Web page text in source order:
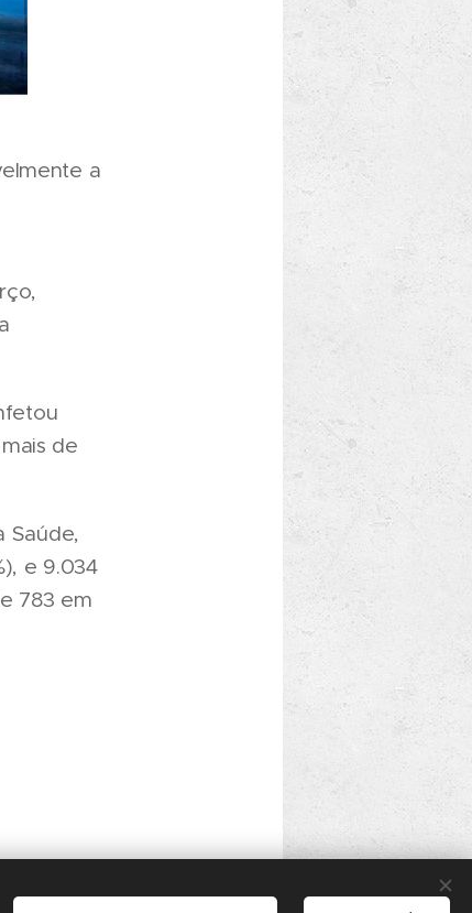
a
de
Saúde,
e 9.034
783 em